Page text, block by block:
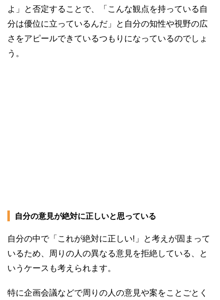
よ」と否定することで、「こんな観点を持っている自
分は優位に立っているんだ」と自分の知性や視野の広
さをアピールできているつもりになっているのでしょ
う。
自分の意見が絶対に正しいと思っている
自分の中で「これが絶対に正しい!」と考えが固まって
いるため、周りの人の異なる意見を拒絶している、と
いうケースも考えられます。
特に企画会議などで周りの人の意見や案をことごとく